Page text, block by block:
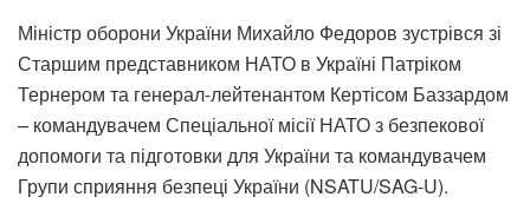
Міністр оборони України Михайло Федоров зустрівся зі
Старшим представником НАТО в Україні Патріком
Тернером та генерал-лейтенантом Кертісом Баззардом
– командувачем Спеціальної місії НАТО з безпекової
допомоги та підготовки для України та командувачем
Групи сприяння безпеці України (NSATU/SAG-U).